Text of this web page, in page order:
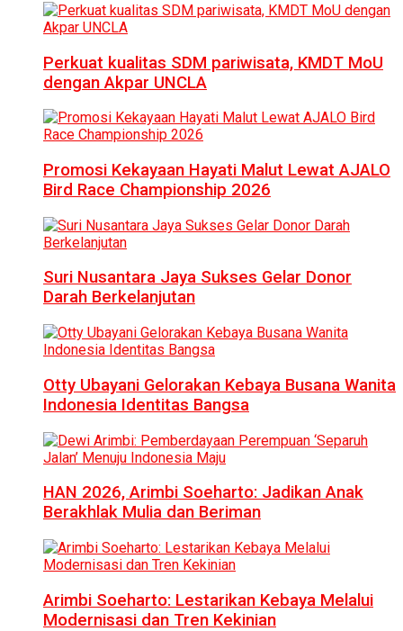
Perkuat kualitas SDM pariwisata, KMDT MoU
dengan Akpar UNCLA
Promosi Kekayaan Hayati Malut Lewat AJALO
Bird Race Championship 2026
Suri Nusantara Jaya Sukses Gelar Donor
Darah Berkelanjutan
Otty Ubayani Gelorakan Kebaya Busana Wanita
Indonesia Identitas Bangsa
HAN 2026, Arimbi Soeharto: Jadikan Anak
Berakhlak Mulia dan Beriman
Arimbi Soeharto: Lestarikan Kebaya Melalui
Modernisasi dan Tren Kekinian